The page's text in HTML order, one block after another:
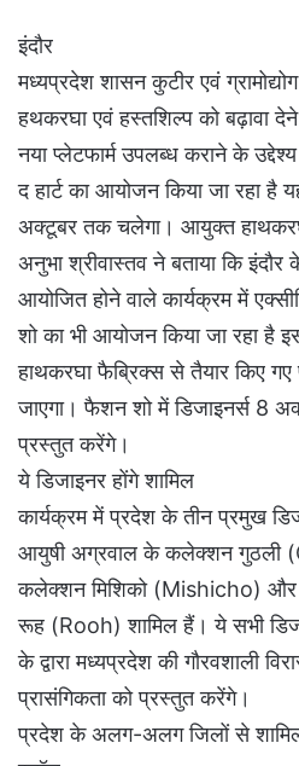
इंदौर
मध्यप्रदेश शासन कुटीर एवं
हथकरघा एवं हस्तशिल्प को बढ़ावा
नया प्लेटफार्म उपलब्ध कराने के
द हार्ट का आयोजन किया जा रहा है
अक्टूबर तक चलेगा। आयुक्त
अनुभा श्रीवास्तव ने बताया कि
आयोजित होने वाले कार्यक्रम में
शो का भी आयोजन किया जा रहा है
हाथकरघा फैब्रिक्स से तैयार किए गए
जाएगा। फैशन शो में डिजाइनर्स 8
प्रस्तुत करेंगे।
ये डिजाइनर होंगे शामिल
कार्यक्रम में प्रदेश के तीन प्रमुख
आयुषी अग्रवाल के कलेक्शन गुठली
कलेक्शन मिशिको (Mishicho)
रूह (Rooh) शामिल हैं। ये सभी
के द्वारा मध्यप्रदेश की गौरवशाली
प्रासंगिकता को प्रस्तुत करेंगे।
प्रदेश के अलग-अलग जिलों से शामिल